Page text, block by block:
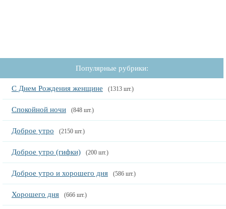
Популярные рубрики:
С Днем Рождения женщине (1313 шт.)
Спокойной ночи (848 шт.)
Доброе утро (2150 шт.)
Доброе утро (гифки) (200 шт.)
Доброе утро и хорошего дня (586 шт.)
Хорошего дня (666 шт.)